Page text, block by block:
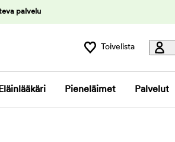
palvelu
Toivelista
Eläinlääkäri Pieneläimet Palvelut